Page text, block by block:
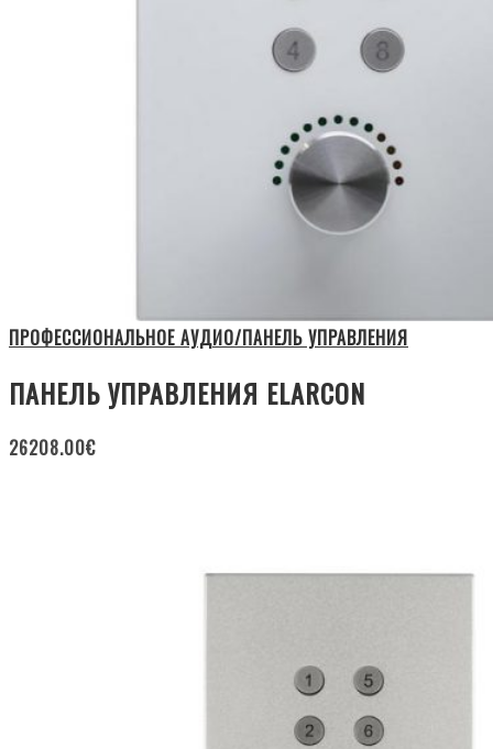
ПРОФЕССИОНАЛЬНОЕ АУДИО/ПАНЕЛЬ УПРАВЛЕНИЯ
ПАНЕЛЬ УПРАВЛЕНИЯ ELARCON
26208.00€